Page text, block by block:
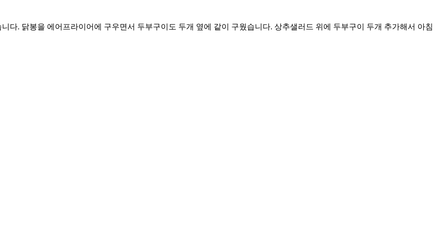
다. 닭봉을 에어프라이어에 구우면서 두부구이도 두개 옆에 같이 구웠습니다. 상추샐러드 위에 두부구이 두개 추가해서 아침